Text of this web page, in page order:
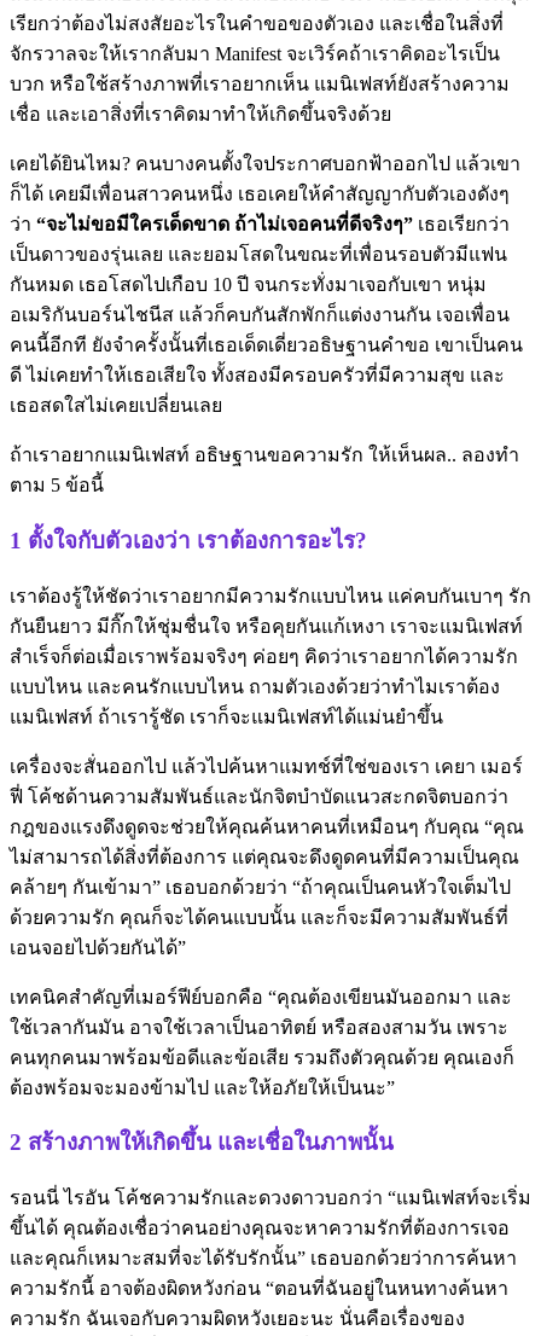
เรียกว่าต้องไม่สงสัยอะไรในคำขอของตัวเอง และเชื่อในสิ่งที่
จักรวาลจะให้เรากลับมา Manifest จะเวิร์คถ้าเราคิดอะไรเป็น
บวก หรือใช้สร้างภาพที่เราอยากเห็น แมนิเฟสท์ยังสร้างความ
เชื่อ และเอาสิ่งที่เราคิดมาทำให้เกิดขึ้นจริงด้วย
เคยได้ยินไหม? คนบางคนตั้งใจประกาศบอกฟ้าออกไป แล้วเขา
ก็ได้ เคยมีเพื่อนสาวคนหนึ่ง เธอเคยให้คำสัญญากับตัวเองดังๆ
ว่า “จะไม่ขอมีใครเด็ดขาด ถ้าไม่เจอคนที่ดีจริงๆ” เธอเรียกว่า
เป็นดาวของรุ่นเลย และยอมโสดในขณะที่เพื่อนรอบตัวมีแฟน
กันหมด เธอโสดไปเกือบ 10 ปี จนกระทั่งมาเจอกับเขา หนุ่ม
อเมริกันบอร์นไชนีส แล้วก็คบกันสักพักก็แต่งงานกัน เจอเพื่อน
คนนี้อีกที ยังจำครั้งนั้นที่เธอเด็ดเดี่ยวอธิษฐานคำขอ เขาเป็นคน
ดี ไม่เคยทำให้เธอเสียใจ ทั้งสองมีครอบครัวที่มีความสุข และ
เธอสดใสไม่เคยเปลี่ยนเลย
ถ้าเราอยากแมนิเฟสท์ อธิษฐานขอความรัก ให้เห็นผล.. ลองทำ
ตาม 5 ข้อนี้
1 ตั้งใจกับตัวเองว่า เราต้องการอะไร?
เราต้องรู้ให้ชัดว่าเราอยากมีความรักแบบไหน แค่คบกันเบาๆ รัก
กันยืนยาว มีกิ๊กให้ชุ่มชื่นใจ หรือคุยกันแก้เหงา เราจะแมนิเฟสท์
สำเร็จก็ต่อเมื่อเราพร้อมจริงๆ ค่อยๆ คิดว่าเราอยากได้ความรัก
แบบไหน และคนรักแบบไหน ถามตัวเองด้วยว่าทำไมเราต้อง
แมนิเฟสท์ ถ้าเรารู้ชัด เราก็จะแมนิเฟสท์ได้แม่นยำขึ้น
เครื่องจะสั่นออกไป แล้วไปค้นหาแมทช์ที่ใช่ของเรา เคยา เมอร์
ฟี่ โค้ชด้านความสัมพันธ์และนักจิตบำบัดแนวสะกดจิตบอกว่า
กฎของแรงดึงดูดจะช่วยให้คุณค้นหาคนที่เหมือนๆ กับคุณ “คุณ
ไม่สามารถได้สิ่งที่ต้องการ แต่คุณจะดึงดูดคนที่มีความเป็นคุณ
คล้ายๆ กันเข้ามา” เธอบอกด้วยว่า “ถ้าคุณเป็นคนหัวใจเต็มไป
ด้วยความรัก คุณก็จะได้คนแบบนั้น และก็จะมีความสัมพันธ์ที่
เอนจอยไปด้วยกันได้”
เทคนิคสำคัญที่เมอร์ฟีย์บอกคือ “คุณต้องเขียนมันออกมา และ
ใช้เวลากันมัน อาจใช้เวลาเป็นอาทิตย์ หรือสองสามวัน เพราะ
คนทุกคนมาพร้อมข้อดีและข้อเสีย รวมถึงตัวคุณด้วย คุณเองก็
ต้องพร้อมจะมองข้ามไป และให้อภัยให้เป็นนะ”
2 สร้างภาพให้เกิดขึ้น และเชื่อในภาพนั้น
รอนนี่ ไรอัน โค้ชความรักและดวงดาวบอกว่า “แมนิเฟสท์จะเริ่ม
ขึ้นได้ คุณต้องเชื่อว่าคนอย่างคุณจะหาความรักที่ต้องการเจอ
และคุณก็เหมาะสมที่จะได้รับรักนั้น” เธอบอกด้วยว่าการค้นหา
ความรักนี้ อาจต้องผิดหวังก่อน “ตอนที่ฉันอยู่ในหนทางค้นหา
ความรัก ฉันเจอกับความผิดหวังเยอะนะ นั่นคือเรื่องของ